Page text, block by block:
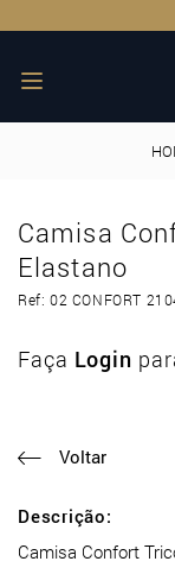
Camisa
Elastano
Ref: 02 CONFORT
Faça Login
Voltar
Descrição:
Camisa Confort